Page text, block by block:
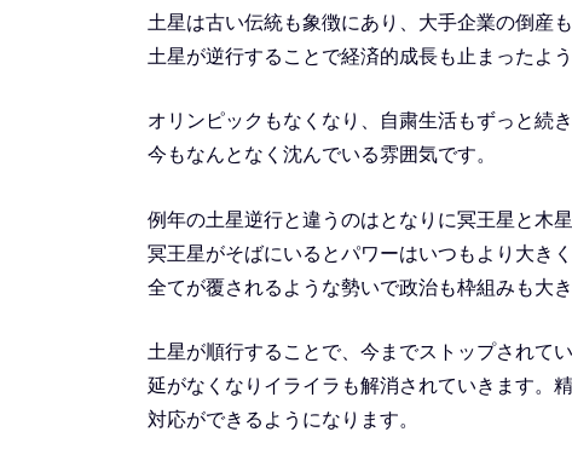
土星は古い伝統も象徴にあり、大手企業の倒産
土星が逆行することで経済的成長も止まったよう
オリンピックもなくなり、自粛生活もずっと続き
今もなんとなく沈んでいる雰囲気です。
例年の土星逆行と違うのはとなりに冥王星と木星
冥王星がそばにいるとパワーはいつもより大きく
全てが覆されるような勢いで政治も枠組みも大
土星が順行することで、今までストップされて
延がなくなりイライラも解消されていきます。
対応ができるようになります。